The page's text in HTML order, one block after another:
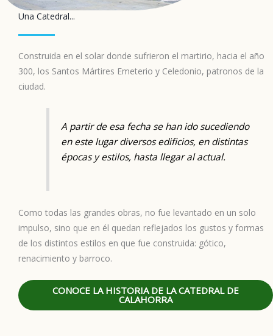
Una Catedral...
Construida en el solar donde sufrieron el martirio, hacia el año
300, los Santos Mártires Emeterio y Celedonio, patronos de la
ciudad.
A partir de esa fecha se han ido sucediendo
en este lugar diversos edificios, en distintas
épocas y estilos, hasta llegar al actual.
Como todas las grandes obras, no fue levantado en un solo
impulso, sino que en él quedan reflejados los gustos y formas
de los distintos estilos en que fue construida: gótico,
renacimiento y barroco.
CONOCE LA HISTORIA DE LA CATEDRAL DE
CALAHORRA